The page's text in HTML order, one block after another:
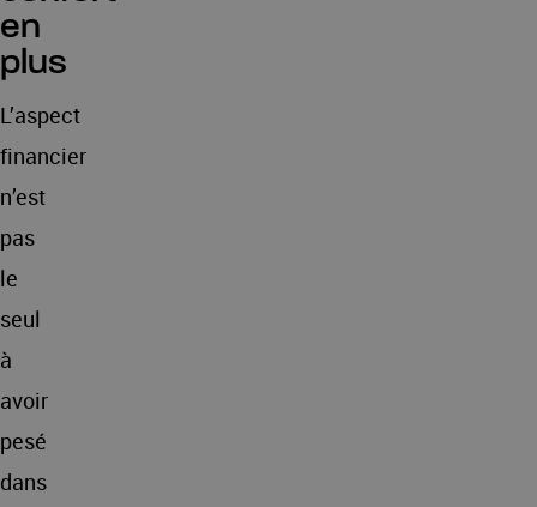
en
plus
L’aspect
financier
n’est
pas
le
seul
à
avoir
pesé
dans